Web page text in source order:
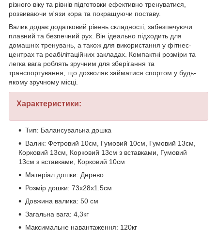
різного віку та рівнів підготовки ефективно тренуватися,
розвиваючи м'язи кора та покращуючи поставу.
Валик додає додатковий рівень складності, забезпечуючи
плавний та безпечний рух. Він ідеально підходить для
домашніх тренувань, а також для використання у фітнес-
центрах та реабілітаційних закладах. Компактні розміри та
легка вага роблять зручним для зберігання та
транспортування, що дозволяє займатися спортом у будь-
якому зручному місці.
Характеристики:
Тип: Балансувальна дошка
Валик: Фетровий 10см, Гумовий 10см, Гумовий 13см,
Корковий 13см, Корковий 13см з вставками, Гумовий
13см з вставками, Корковий 10см
Матеріал дошки: Дерево
Розмір дошки: 73х28х1.5см
Довжина валика: 50 см
Загальна вага: 4,3кг
Максимальне навантаження: 120кг